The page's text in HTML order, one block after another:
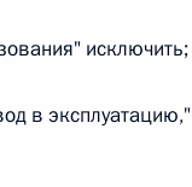
закона «Об
исключить;
в